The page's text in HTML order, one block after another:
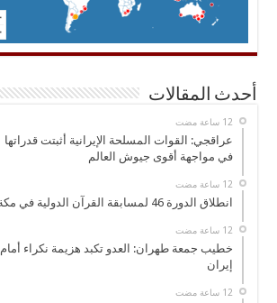
أحدث المقالات
عراقجي: القوات المسلحة الإيرانية أثبتت قدراتها
في مواجهة أقوى جيوش العالم
انطلاق الدورة 46 لمسابقة القرآن الدولية في مكة
خطيب جمعة طهران: العدو تكبد هزيمة نكراء أمام
إيران